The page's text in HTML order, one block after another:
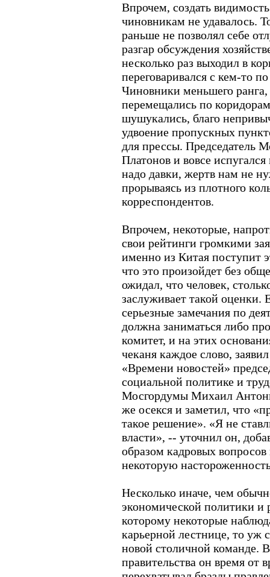
Впрочем, создать
чиновникам не удавалось.
раньше не позволял себе
разгар обсуждения
несколько раз выходил в
переговаривался с кем-то
Чиновники меньшего
перемещались по
шушукались, благо
удвоение пропускных
для прессы. Председатель
Платонов и вовсе
надо давки, жертв нам не
прорываясь из плотного
корреспондентов.
Впрочем, некоторые,
свои рейтинги громкими
именно из Китая поступит
что это произойдет без
ожидал, что человек,
заслуживает такой оценки.
серьезные замечания по
должна заниматься либо
комитет, и на этих
чеканя каждое слово,
«Времени новостей»
социальной политике и
Мосгордумы Михаил
же осекся и заметил, что
такое решение». «Я не
власти», -- уточнил он,
образом кадровых
некоторую
Несколько иначе, чем
экономической политики
которому некоторые
карьерной лестнице, то уж
новой столичной команде. В
правительства он время от